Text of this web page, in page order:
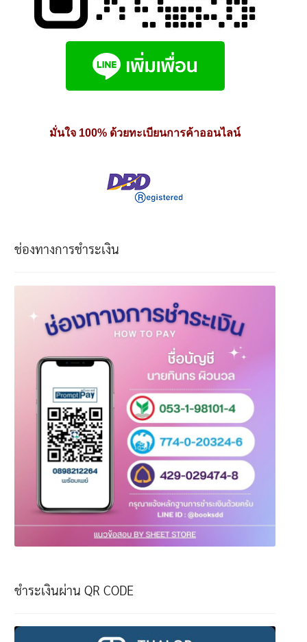
มั่นใจ 100% ด้วยทะเบียนการค้าออนไลน์
ช่องทางการชำระเงิน
ชำระเงินผ่าน QR CODE